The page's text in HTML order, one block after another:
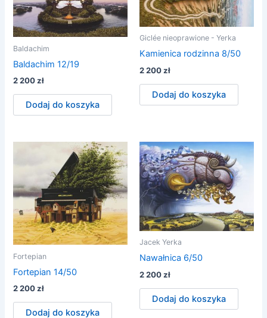
Baldachim
Baldachim 12/19
2 200zł
Dodaj do koszyka
Giclée nieoprawione - Yerka
Kamienica rodzinna 8/50
2 200zł
Dodaj do koszyka
Fortepian
Fortepian 14/50
2 200zł
Dodaj do koszyka
Jacek Yerka
Nawałnica 6/50
2 200zł
Dodaj do koszyka